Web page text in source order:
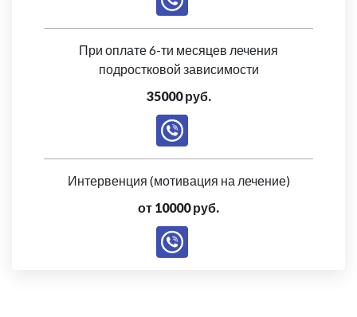
При оплате 6-ти месяцев лечения
подростковой зависимости
35000 руб.
Интервенция (мотивация на лечение)
от 10000 руб.